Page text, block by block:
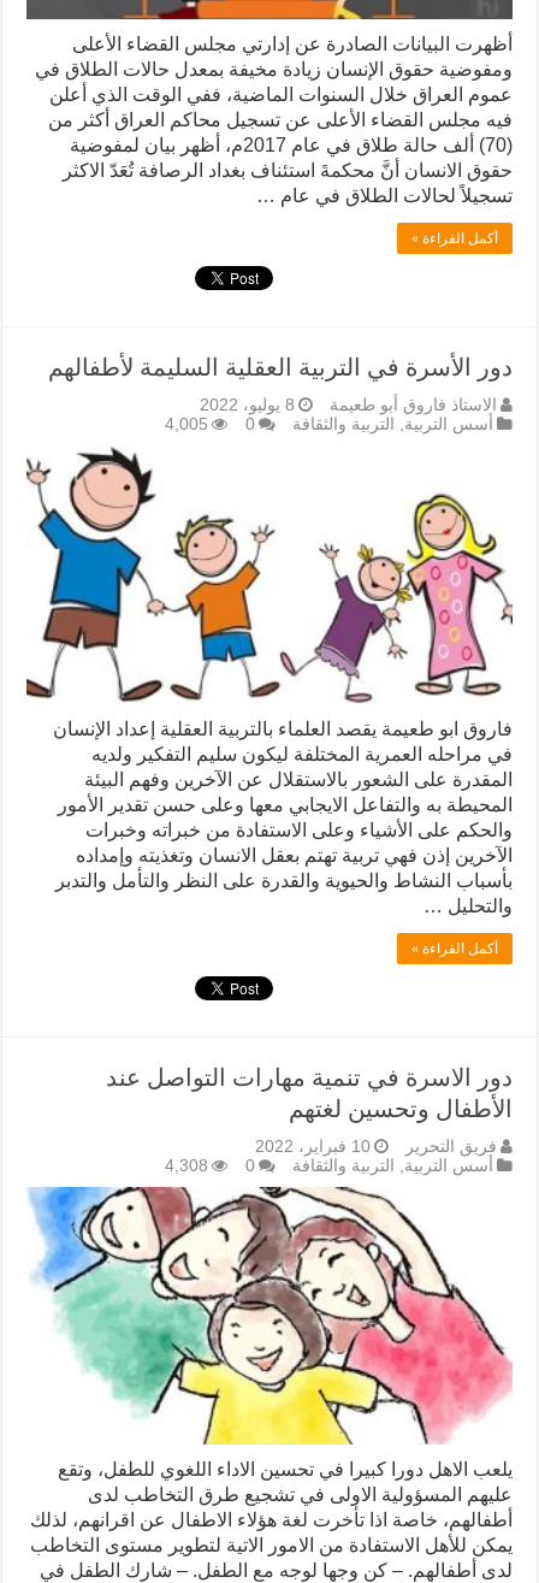
أظهرت البيانات الصادرة عن إدارتي مجلس القضاء الأعلى
ومفوضية حقوق الإنسان زيادة مخيفة بمعدل حالات الطلاق في
عموم العراق خلال السنوات الماضية، ففي الوقت الذي أعلن
فيه مجلس القضاء الأعلى عن تسجيل محاكم العراق أكثر من
(70) ألف حالة طلاق في عام 2017م، أظهر بيان لمفوضية
حقوق الانسان أنَّ محكمةَ استئناف بغداد الرصافة تُعَدّ الاكثر
تسجيلاً لحالات الطلاق في عام …
أكمل القراءة »
دور الأسرة في التربية العقلية السليمة لأطفالهم
الاستاذ فاروق أبو طعيمة
8 يوليو، 2022
أسس التربية
التربية والثقافة 0
4,005
فاروق ابو طعيمة يقصد العلماء بالتربية العقلية إعداد الإنسان
في مراحله العمرية المختلفة ليكون سليم التفكير ولديه
المقدرة على الشعور بالاستقلال عن الآخرين وفهم البيئة
المحيطة به والتفاعل الايجابي معها وعلى حسن تقدير الأمور
والحكم على الأشياء وعلى الاستفادة من خبراته وخبرات
الآخرين إذن فهي تربية تهتم بعقل الانسان وتغذيته وإمداده
بأسباب النشاط والحيوية والقدرة على النظر والتأمل والتدبر
والتحليل …
أكمل القراءة »
دور الاسرة في تنمية مهارات التواصل عند
الأطفال وتحسين لغتهم
فريق التحرير
10 فبراير، 2022
أسس التربية
التربية والثقافة 0
4,308
يلعب الاهل دورا كبيرا في تحسين الاداء اللغوي للطفل، وتقع
عليهم المسؤولية الاولى في تشجيع طرق التخاطب لدى
أطفالهم، خاصة اذا تأخرت لغة هؤلاء الاطفال عن اقرانهم، لذلك
يمكن للأهل الاستفادة من الامور الاتية لتطوير مستوى التخاطب
لدى أطفالهم. – كن وجها لوجه مع الطفل. – شارك الطفل في